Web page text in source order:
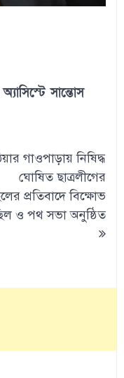
সান্তোস
গাওপাড়ায় নিষিদ্ধ
ঘোষিত ছাত্রলীগের
প্রতিবাদে বিক্ষোভ
ও পথ সভা অনুষ্ঠিত